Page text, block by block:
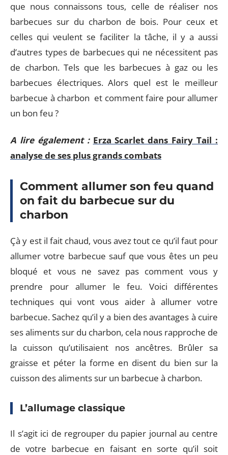
que nous connaissons tous, celle de réaliser nos
barbecues sur du charbon de bois. Pour ceux et
celles qui veulent se faciliter la tâche, il y a aussi
d’autres types de barbecues qui ne nécessitent pas
de charbon. Tels que les barbecues à gaz ou les
barbecues électriques. Alors quel est le meilleur
barbecue à charbon et comment faire pour allumer
un bon feu ?
A lire également : Erza Scarlet dans Fairy Tail :
analyse de ses plus grands combats
Comment allumer son feu quand
on fait du barbecue sur du
charbon
Çà y est il fait chaud, vous avez tout ce qu’il faut pour
allumer votre barbecue sauf que vous êtes un peu
bloqué et vous ne savez pas comment vous y
prendre pour allumer le feu. Voici différentes
techniques qui vont vous aider à allumer votre
barbecue. Sachez qu’il y a bien des avantages à cuire
ses aliments sur du charbon, cela nous rapproche de
la cuisson qu’utilisaient nos ancêtres. Brûler sa
graisse et péter la forme en disent du bien sur la
cuisson des aliments sur un barbecue à charbon.
L’allumage classique
Il s’agit ici de regrouper du papier journal au centre
de votre barbecue en faisant en sorte qu’il soit